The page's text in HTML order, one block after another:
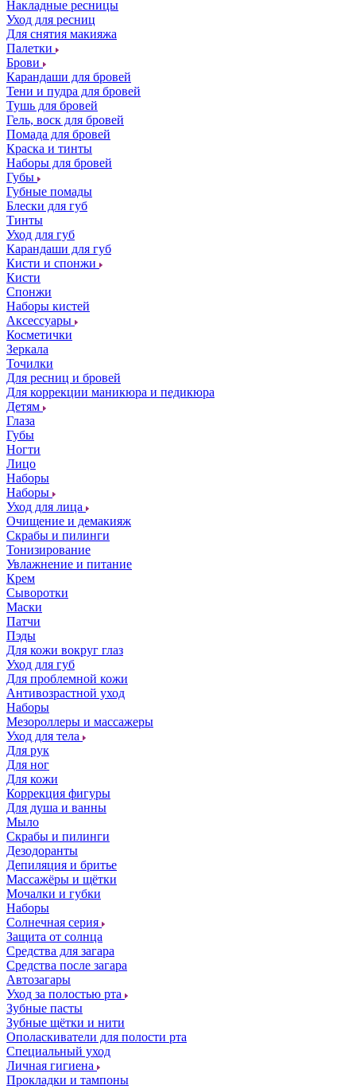
Накладные ресницы
Уход для ресниц
Для снятия макияжа
Палетки
Брови
Карандаши для бровей
Тени и пудра для бровей
Тушь для бровей
Гель, воск для бровей
Помада для бровей
Краска и тинты
Наборы для бровей
Губы
Губные помады
Блески для губ
Тинты
Уход для губ
Карандаши для губ
Кисти и спонжи
Кисти
Спонжи
Наборы кистей
Аксессуары
Косметички
Зеркала
Точилки
Для ресниц и бровей
Для коррекции маникюра и педикюра
Детям
Глаза
Губы
Ногти
Лицо
Наборы
Наборы
Уход для лица
Очищение и демакияж
Скрабы и пилинги
Тонизирование
Увлажнение и питание
Крем
Сыворотки
Маски
Патчи
Пэды
Для кожи вокруг глаз
Уход для губ
Для проблемной кожи
Антивозрастной уход
Наборы
Мезороллеры и массажеры
Уход для тела
Для рук
Для ног
Для кожи
Коррекция фигуры
Для душа и ванны
Мыло
Скрабы и пилинги
Дезодоранты
Депиляция и бритье
Массажёры и щётки
Мочалки и губки
Наборы
Солнечная серия
Защита от солнца
Средства для загара
Средства после загара
Автозагары
Уход за полостью рта
Зубные пасты
Зубные щётки и нити
Ополаскиватели для полости рта
Специальный уход
Личная гигиена
Прокладки и тампоны